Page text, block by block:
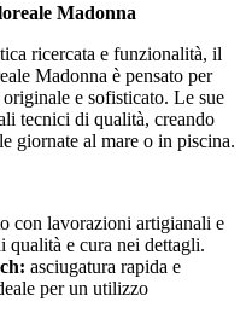
Madonna
ricercata e funzionalità, il
Madonna è pensato per
e sofisticato. Le sue
tecnici di qualità, creando
giornate al mare o in piscina.
con lavorazioni artigianali e
qualità e cura nei dettagli.
asciugatura rapida e
per un utilizzo